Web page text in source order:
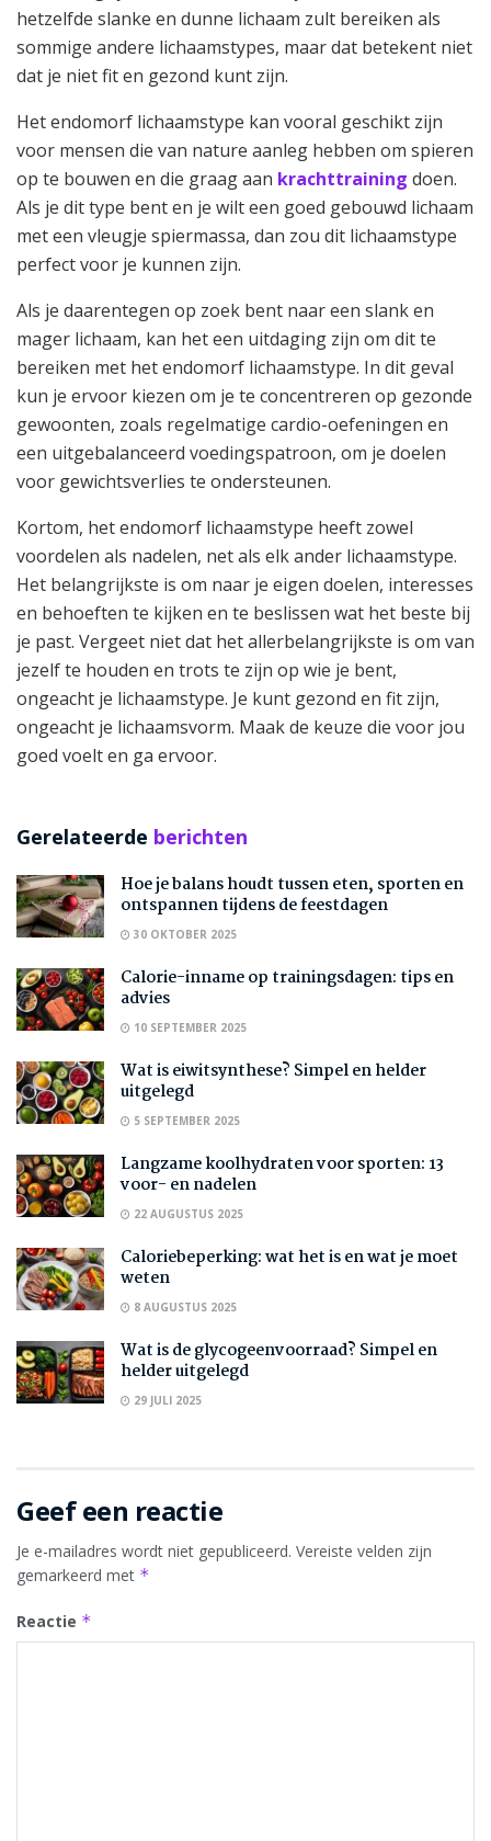
hetzelfde slanke en dunne lichaam zult bereiken als
sommige andere lichaamstypes, maar dat betekent niet
dat je niet fit en gezond kunt zijn.
Het endomorf lichaamstype kan vooral geschikt zijn
voor mensen die van nature aanleg hebben om spieren
op te bouwen en die graag aan krachttraining doen.
Als je dit type bent en je wilt een goed gebouwd lichaam
met een vleugje spiermassa, dan zou dit lichaamstype
perfect voor je kunnen zijn.
Als je daarentegen op zoek bent naar een slank en
mager lichaam, kan het een uitdaging zijn om dit te
bereiken met het endomorf lichaamstype. In dit geval
kun je ervoor kiezen om je te concentreren op gezonde
gewoonten, zoals regelmatige cardio-oefeningen en
een uitgebalanceerd voedingspatroon, om je doelen
voor gewichtsverlies te ondersteunen.
Kortom, het endomorf lichaamstype heeft zowel
voordelen als nadelen, net als elk ander lichaamstype.
Het belangrijkste is om naar je eigen doelen, interesses
en behoeften te kijken en te beslissen wat het beste bij
je past. Vergeet niet dat het allerbelangrijkste is om van
jezelf te houden en trots te zijn op wie je bent,
ongeacht je lichaamstype. Je kunt gezond en fit zijn,
ongeacht je lichaamsvorm. Maak de keuze die voor jou
goed voelt en ga ervoor.
Gerelateerde berichten
Hoe je balans houdt tussen eten, sporten en
ontspannen tijdens de feestdagen
30 OKTOBER 2025
Calorie-inname op trainingsdagen: tips en
advies
10 SEPTEMBER 2025
Wat is eiwitsynthese? Simpel en helder
uitgelegd
5 SEPTEMBER 2025
Langzame koolhydraten voor sporten: 13
voor- en nadelen
22 AUGUSTUS 2025
Caloriebeperking: wat het is en wat je moet
weten
8 AUGUSTUS 2025
Wat is de glycogeenvoorraad? Simpel en
helder uitgelegd
29 JULI 2025
Geef een reactie
Je e-mailadres wordt niet gepubliceerd. Vereiste velden zijn
gemarkeerd met *
Reactie *